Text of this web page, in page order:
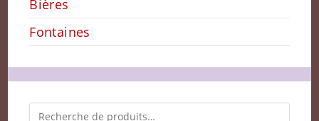
Bières
Fontaines